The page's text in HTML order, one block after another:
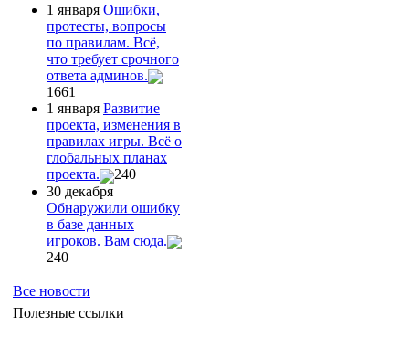
1 января Ошибки,
протесты, вопросы
по правилам. Всё,
что требует срочного
ответа админов.
1661
1 января Развитие
проекта, изменения в
правилах игры. Всё о
глобальных планах
проекта.
240
30 декабря
Обнаружили ошибку
в базе данных
игроков. Вам сюда.
240
Все новости
Полезные ссылки